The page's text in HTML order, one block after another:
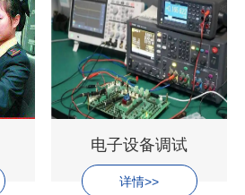
电子设备调试
详情>>